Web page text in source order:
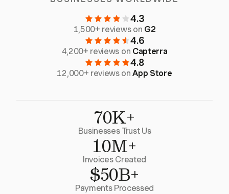
4.3
1,500+ reviews on G2
4.6
4,200+ reviews on Capterra
4.8
12,000+ reviews onApp Store
70K+
Businesses Trust Us
10M+
Invoices Created
$50B+
Payments Processed